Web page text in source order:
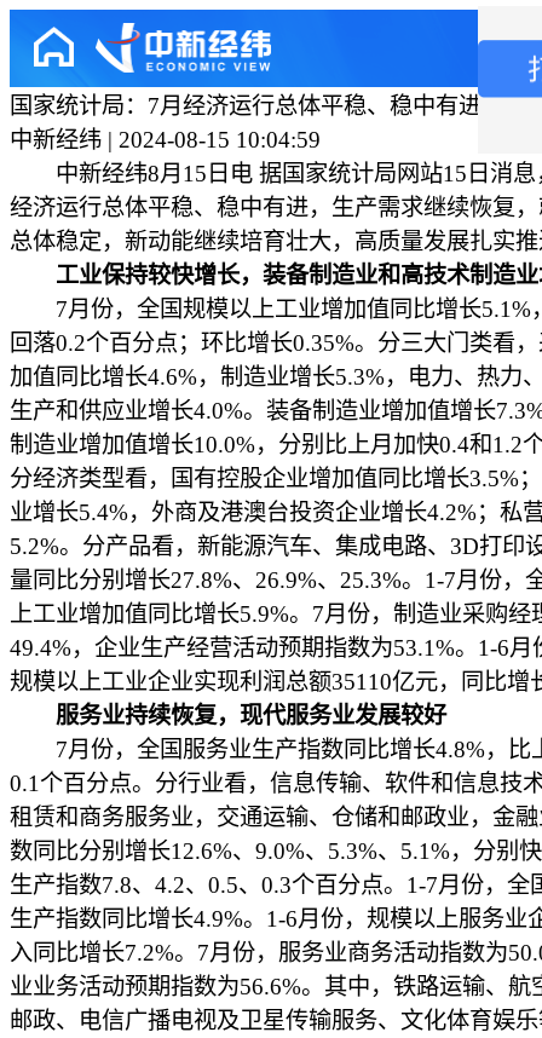
国家统计局：7月经济运行总体平稳、稳中有进
中新经纬 | 2024-08-15 10:04:59
中新经纬8月15日电 据国家统计局网站15日消息
经济运行总体平稳、稳中有进，生产需求继续恢复
总体稳定，新动能继续培育壮大，高质量发展扎实
工业保持较快增长，装备制造业和高技术制造业
7月份，全国规模以上工业增加值同比增长5.1%
回落0.2个百分点；环比增长0.35%。分三大门类看
加值同比增长4.6%，制造业增长5.3%，电力、热力
生产和供应业增长4.0%。装备制造业增加值增长
制造业增加值增长10.0%，分别比上月加快0.4和1.2
分经济类型看，国有控股企业增加值同比增长3.5%
业增长5.4%，外商及港澳台投资企业增长4.2%；私
5.2%。分产品看，新能源汽车、集成电路、3D打印
量同比分别增长27.8%、26.9%、25.3%。1-7月份，
上工业增加值同比增长5.9%。7月份，制造业采购经
49.4%，企业生产经营活动预期指数为53.1%。1-6月
规模以上工业企业实现利润总额35110亿元，同比增
服务业持续恢复，现代服务业发展较好
7月份，全国服务业生产指数同比增长4.8%，比
0.1个百分点。分行业看，信息传输、软件和信息技
租赁和商务服务业，交通运输、仓储和邮政业，金
数同比分别增长12.6%、9.0%、5.3%、5.1%，分别
生产指数7.8、4.2、0.5、0.3个百分点。1-7月份，全
生产指数同比增长4.9%。1-6月份，规模以上服务业
入同比增长7.2%。7月份，服务业商务活动指数为
业业务活动预期指数为56.6%。其中，铁路运输、航
邮政、电信广播电视及卫星传输服务、文化体育娱